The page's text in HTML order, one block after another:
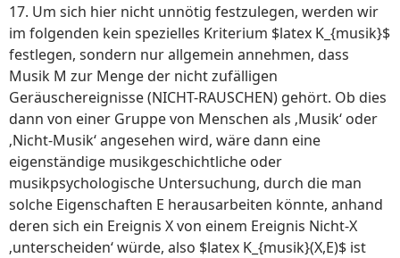
17. Um sich hier nicht unnötig festzulegen, werden wir
im folgenden kein spezielles Kriterium $latex K_{musik}$
festlegen, sondern nur allgemein annehmen, dass
Musik M zur Menge der nicht zufälligen
Geräuschereignisse (NICHT-RAUSCHEN) gehört. Ob dies
dann von einer Gruppe von Menschen als ‚Musik‘ oder
‚Nicht-Musik‘ angesehen wird, wäre dann eine
eigenständige musikgeschichtliche oder
musikpsychologische Untersuchung, durch die man
solche Eigenschaften E herausarbeiten könnte, anhand
deren sich ein Ereignis X von einem Ereignis Nicht-X
‚unterscheiden‘ würde, also $latex K_{musik}(X,E)$ ist